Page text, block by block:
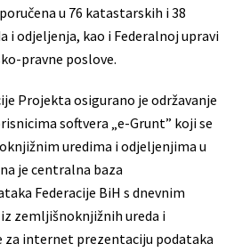
u 76 katastarskih i 38
i odjeljenja, kao i Federalnoj upravi
pravne poslove.
Projekta osigurano je održavanje
softvera „e-Grunt” koji se
uredima i odjeljenjima u
je centralna baza
Federacije BiH s dnevnim
zemljišnoknjižnih ureda i
internet prezentaciju podataka